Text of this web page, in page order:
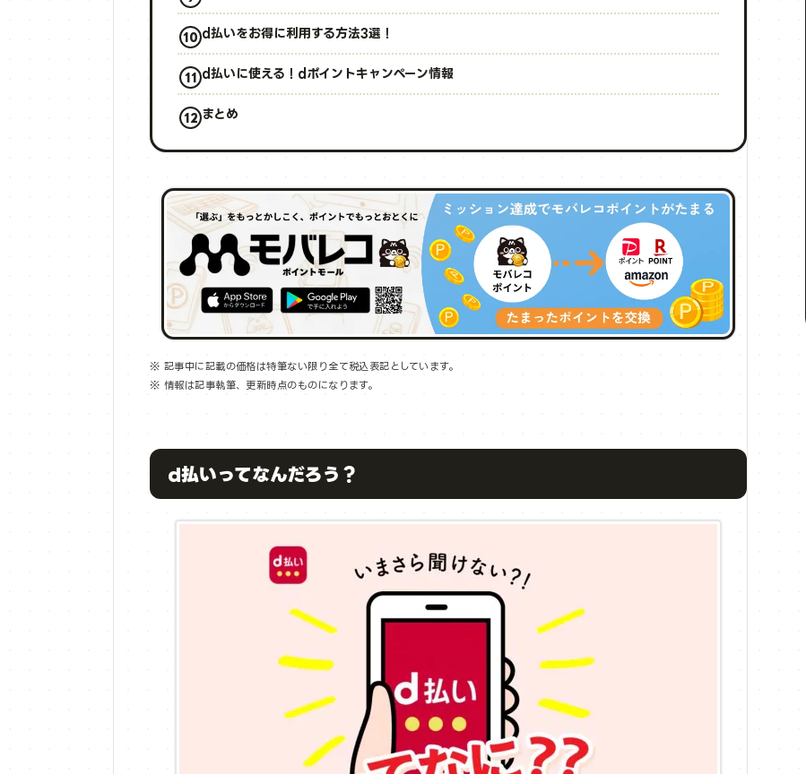
d払いをお得に利用する方法3選！
d払いに使える！dポイントキャンペーン情報
まとめ
※ 記事中に記載の価格は特筆ない限り全て税込表記としています。
※ 情報は記事執筆、更新時点のものになります。
d払いってなんだろう？